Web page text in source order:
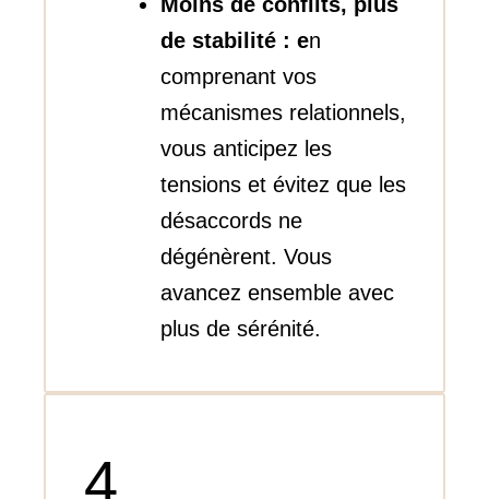
de stabilité : en
comprenant vos
mécanismes relationnels,
vous anticipez les
tensions et évitez que les
désaccords ne
dégénèrent. Vous
avancez ensemble avec
plus de sérénité.
4